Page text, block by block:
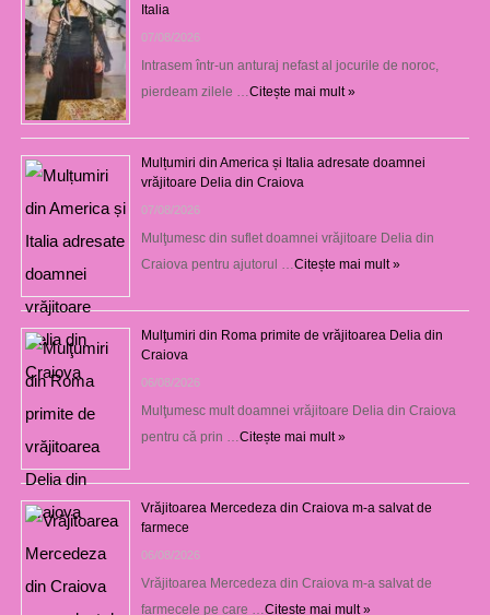
Italia
07/08/2026
Intrasem într-un anturaj nefast al jocurile de noroc,
pierdeam zilele … Citește mai mult »
Mulțumiri din America și Italia adresate doamnei
vrăjitoare Delia din Craiova
07/08/2026
Mulţumesc din suflet doamnei vrăjitoare Delia din
Craiova pentru ajutorul … Citește mai mult »
Mulţumiri din Roma primite de vrăjitoarea Delia din
Craiova
06/08/2026
Mulţumesc mult doamnei vrăjitoare Delia din Craiova
pentru că prin … Citește mai mult »
Vrăjitoarea Mercedeza din Craiova m-a salvat de
farmece
06/08/2026
Vrăjitoarea Mercedeza din Craiova m-a salvat de
farmecele pe care … Citește mai mult »